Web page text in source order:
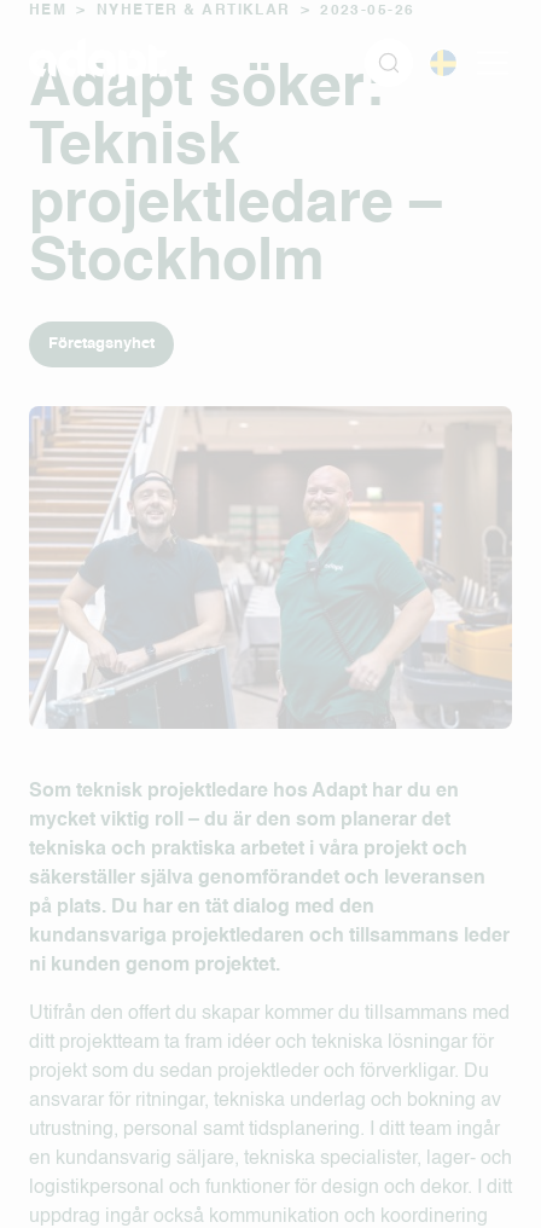
HEM > NYHETER & ARTIKLAR > 2023-05-26
Adapt söker:
Teknisk
projektledare –
Stockholm
Företagsnyhet
Som teknisk projektledare hos Adapt har du en
mycket viktig roll – du är den som planerar det
tekniska och praktiska arbetet i våra projekt och
säkerställer själva genomförandet och leveransen
på plats. Du har en tät dialog med den
kundansvariga projektledaren och tillsammans leder
ni kunden genom projektet.
Utifrån den offert du skapar kommer du tillsammans med
ditt projektteam ta fram idéer och tekniska lösningar för
projekt som du sedan projektleder och förverkligar. Du
ansvarar för ritningar, tekniska underlag och bokning av
utrustning, personal samt tidsplanering. I ditt team ingår
en kundansvarig säljare, tekniska specialister, lager- och
logistikpersonal och funktioner för design och dekor. I ditt
uppdrag ingår också kommunikation och koordinering